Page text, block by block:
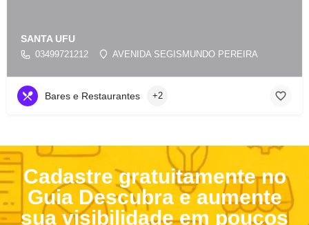
SANTA UFU
03499721212 AVENIDA SEGISMUNDO PEREIRA
Bares e Restaurantes +2
Cadastre gratuitamente no
Guia Descubra e aumente
sua visibilidade em poucos